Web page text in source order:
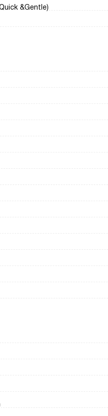
&Gentle)